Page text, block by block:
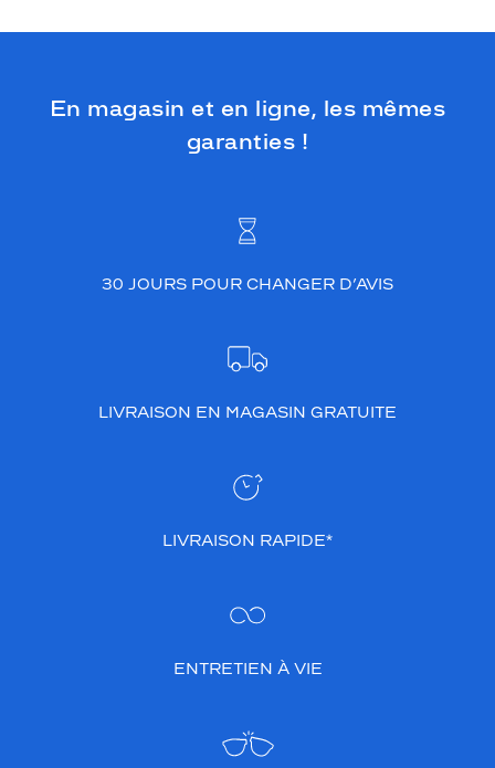
En magasin et en ligne, les mêmes
garanties !
30 JOURS POUR CHANGER D’AVIS
LIVRAISON EN MAGASIN GRATUITE
LIVRAISON RAPIDE*
ENTRETIEN À VIE